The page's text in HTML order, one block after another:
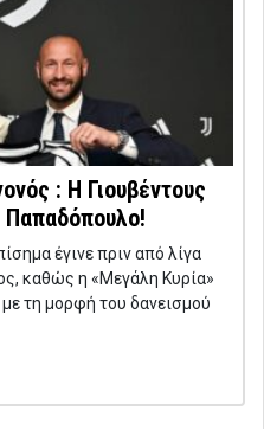
: Η Γιουβέντους
Παπαδόπουλο!
έγινε πριν από λίγα
καθώς η «Μεγάλη Κυρία»
τη μορφή του δανεισμού